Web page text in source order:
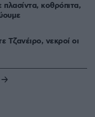
πλασίντα, κοθρόπιτα,
Τζανέιρο, νεκροί οι